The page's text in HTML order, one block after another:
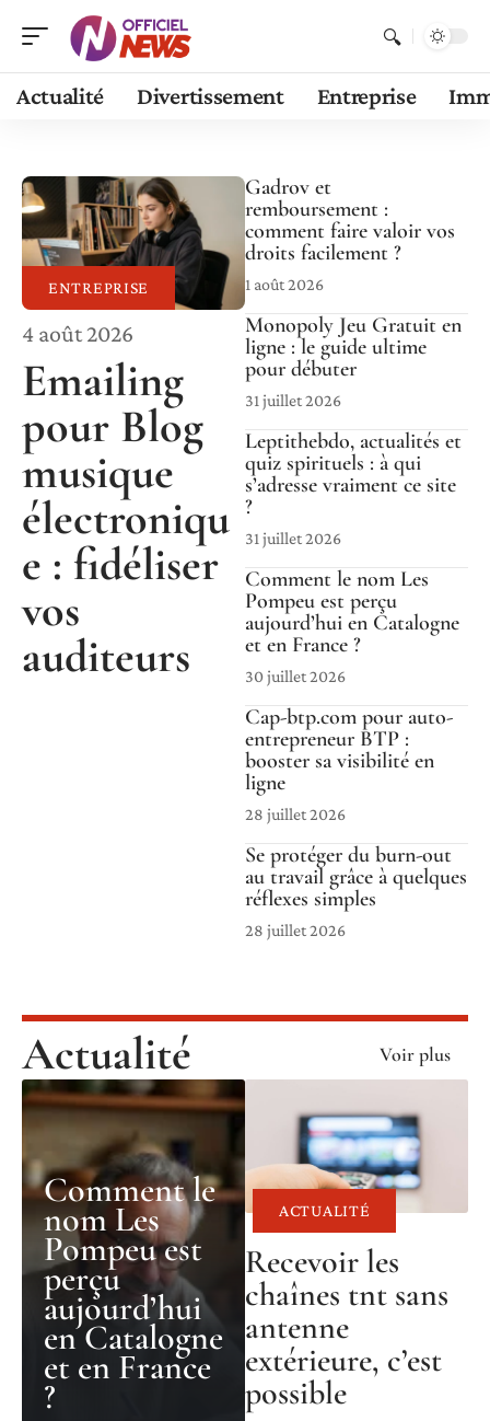
Actualité Divertissement Entreprise
ENTREPRISE
4 août 2026
Emailing
pour Blog
musique
électroniqu
e : fidéliser
vos
auditeurs
Gadrov et
remboursement :
comment faire valoir vos
droits facilement ?
1 août 2026
Monopoly Jeu Gratuit en
ligne : le guide ultime
pour débuter
31 juillet 2026
Leptithebdo, actualités et
quiz spirituels : à qui
s’adresse vraiment ce site
?
31 juillet 2026
Comment le nom Les
Pompeu est perçu
aujourd’hui en Catalogne
et en France ?
30 juillet 2026
Cap-btp.com pour auto-
entrepreneur BTP :
booster sa visibilité en
ligne
28 juillet 2026
Se protéger du burn-out
au travail grâce à quelques
réflexes simples
28 juillet 2026
Actualité Voir plus
Comment le
nom Les
Pompeu est
perçu
aujourd’hui
en Catalogne
et en France
?
ACTUALITÉ
Recevoir les
chaînes tnt sans
antenne
extérieure, c’est
possible